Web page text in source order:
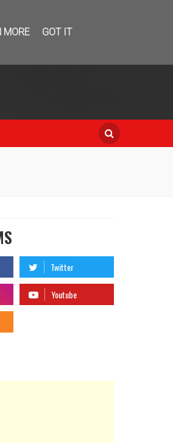
MORE GOT IT